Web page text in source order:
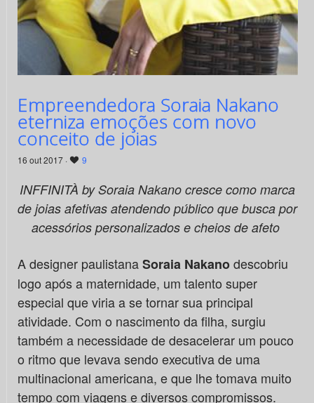
Empreendedora Soraia Nakano
eterniza emoções com novo
conceito de joias
16 out 2017 · 9
INFFINITÀ by Soraia Nakano cresce como marca
de joias afetivas atendendo público que busca por
acessórios personalizados e cheios de afeto
A designer paulistanaSoraia Nakanodescobriu
logo após a maternidade, um talento super
especial que viria a se tornar sua principal
atividade. Com o nascimento da filha, surgiu
também a necessidade de desacelerar um pouco
o ritmo que levava sendo executiva de uma
multinacional americana, e que lhe tomava muito
tempo com viagens e diversos compromissos.